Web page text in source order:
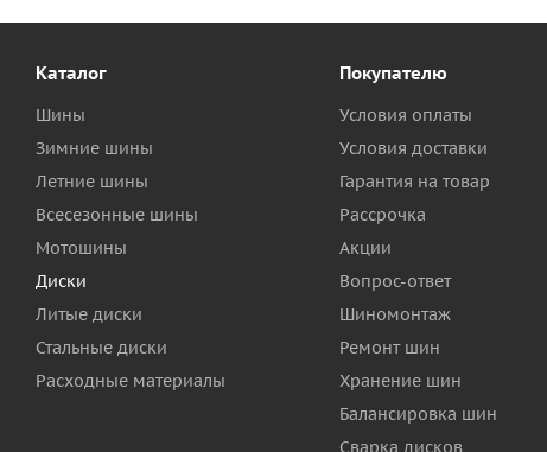
Каталог
Шины
Зимние шины
Летние шины
Всесезонные шины
Мотошины
Диски
Литые диски
Стальные диски
Расходные материалы
Покупателю
Условия оплаты
Условия доставки
Гарантия на товар
Рассрочка
Акции
Вопрос-ответ
Шиномонтаж
Ремонт шин
Хранение шин
Балансировка шин
Сварка дисков